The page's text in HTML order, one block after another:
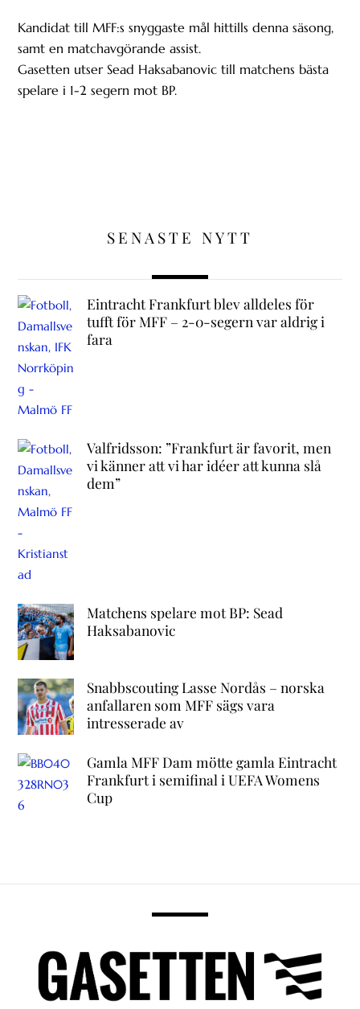
Kandidat till MFF:s snyggaste mål hittills denna säsong,
samt en matchavgörande assist.
Gasetten utser Sead Haksabanovic till matchens bästa
spelare i 1-2 segern mot BP.
SENASTE NYTT
Eintracht Frankfurt blev alldeles för
tufft för MFF – 2-0-segern var aldrig i
fara
Valfridsson: ”Frankfurt är favorit, men
vi känner att vi har idéer att kunna slå
dem”
Matchens spelare mot BP: Sead
Haksabanovic
Snabbscouting Lasse Nordås – norska
anfallaren som MFF sägs vara
intresserade av
Gamla MFF Dam mötte gamla Eintracht
Frankfurt i semifinal i UEFA Womens
Cup